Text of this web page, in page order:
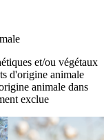
et/ou végétaux
d'origine animale
animale dans
exclue